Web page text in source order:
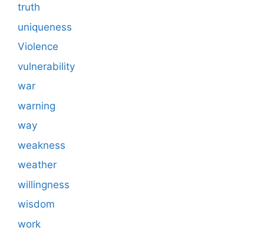
truth
uniqueness
Violence
vulnerability
war
warning
way
weakness
weather
willingness
wisdom
work